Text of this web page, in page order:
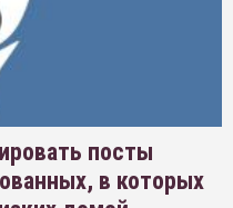
посты
в которых